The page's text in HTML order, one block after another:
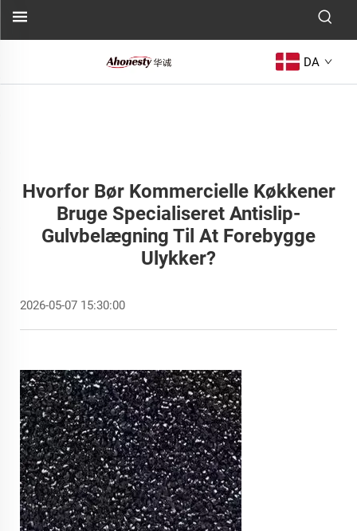
DA
Hvorfor Bør Kommercielle Køkkener
Bruge Specialiseret Antislip-
Gulvbelægning Til At Forebygge
Ulykker?
2026-05-07 15:30:00